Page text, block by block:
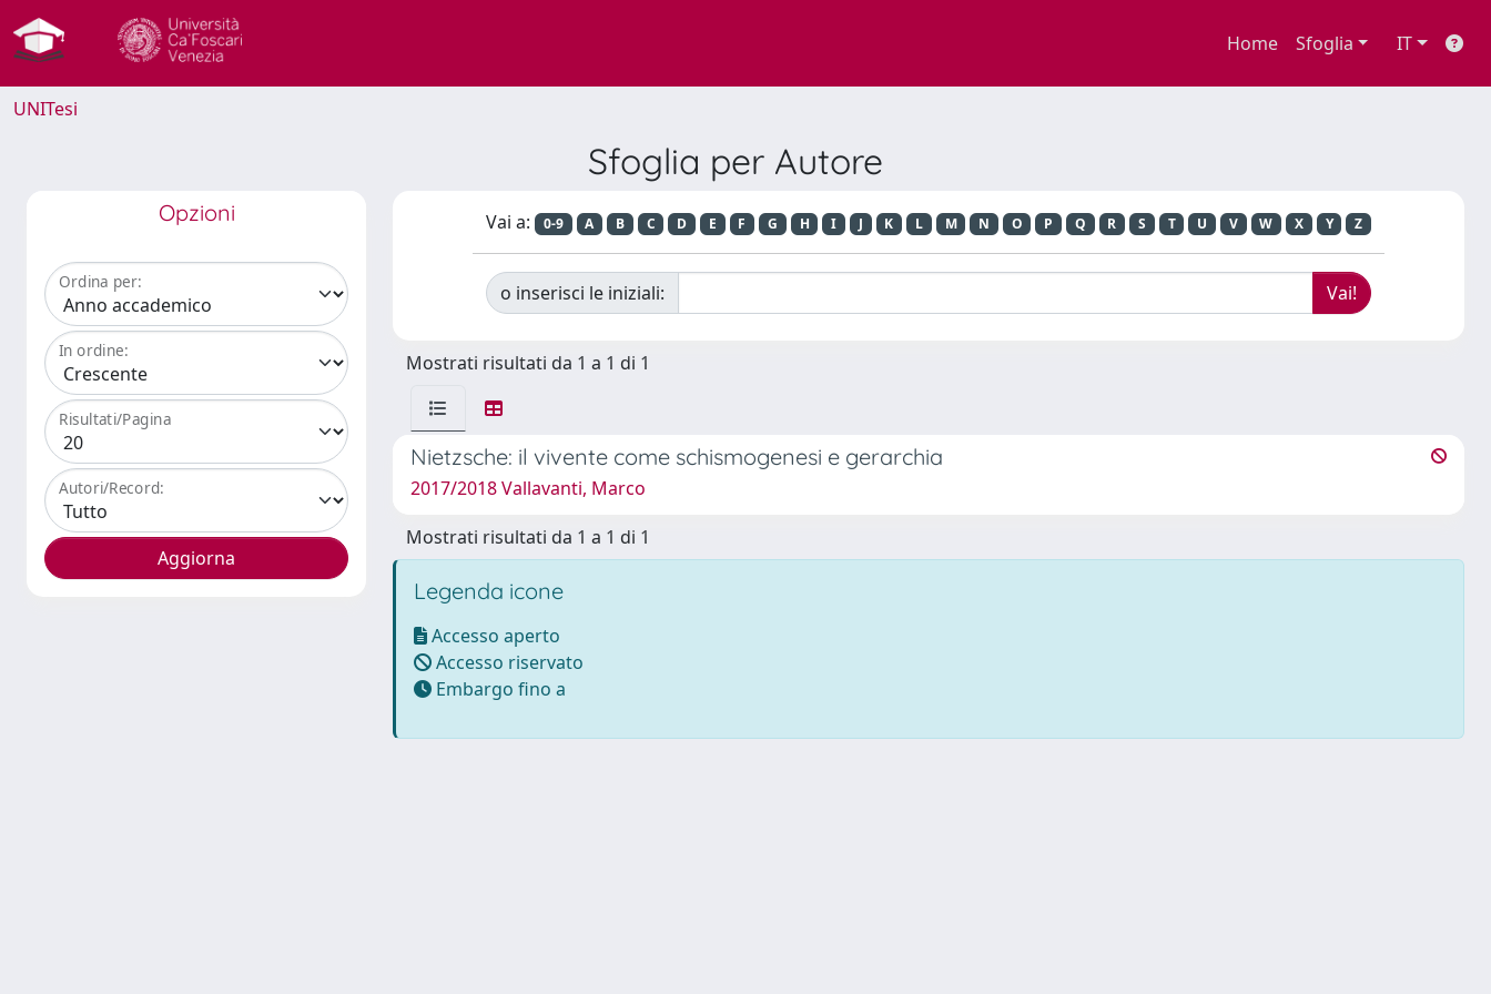
Home Sfoglia IT
UNITesi
Sfoglia per Autore
Opzioni
Ordina per:
In ordine:
Risultati/Pagina
Autori/Record:
Vai a: 0-9 A B C D E F G H I J K L M N O P Q R S T U V W X Y Z
o inserisci le iniziali:
Mostrati risultati da 1 a 1 di 1
Nietzsche: il vivente come schismogenesi e gerarchia
2017/2018 Vallavanti, Marco
Mostrati risultati da 1 a 1 di 1
Legenda icone
Accesso aperto
Accesso riservato
Embargo fino a